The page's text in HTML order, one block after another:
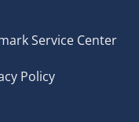
Service Center
Policy